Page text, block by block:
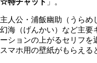
主人公・浦飯幽助（うらめ
幻海（げんかい）など主要
ーションの上がるセリフを
スマホ用の壁紙がもらえる